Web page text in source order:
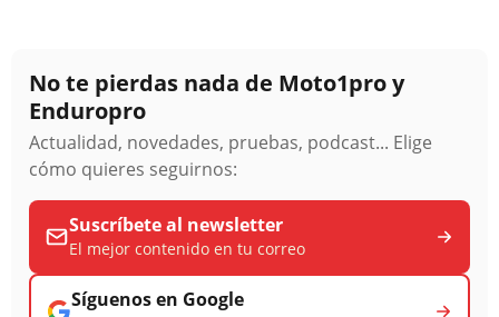
No te pierdas nada de Moto1pro y
Enduropro
Actualidad, novedades, pruebas, podcast... Elige
cómo quieres seguirnos:
Suscríbete al newsletter
El mejor contenido en tu correo
Síguenos en Google